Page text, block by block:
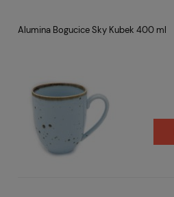
Alumina Bogucice Sky Kubek 400 ml